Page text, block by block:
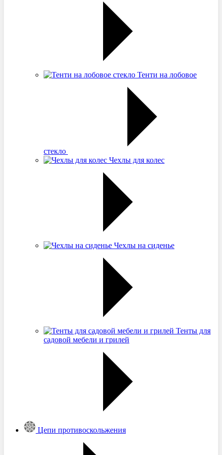
Тенти на лобовое
стекло
Чехлы для колес
Чехлы на сиденье
Тенты для
садовой мебели и грилей
Цепи противоскольжения